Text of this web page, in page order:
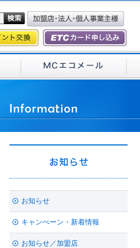
お知らせ
キャンぺーン・新着情報
お知らせ／加盟店